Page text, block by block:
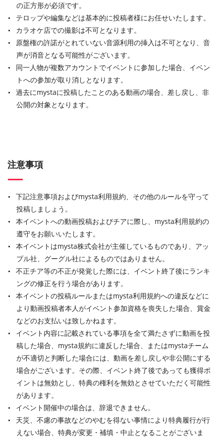
の正方形が必須です。
テロップや編集などは基本的に投稿者様にお任せいたします。
カラオケ店での撮影は不可となります。
原盤権の許諾がとれていない音源利用の挿入は不可となり、音
声が消音となる可能性がございます。
同一人物が複数アカウントでイベントに参加した場合、イベン
トへの参加が取り消しとなります。
過去にmystaに投稿したことのある動画の場合、差し戻し、非
公開の対象となります。
注意事項
下記注意事項およびmysta利用規約、その他のルールを守って
投稿しましょう。
本イベントへの動画投稿およびチアに際し、mysta利用規約の
遵守をお願いいたします。
本イベントはmysta株式会社が主催しているものであり、アッ
プル社、グーグル社によるものではありません。
不正チア等の不正が発覚した際には、イベント終了後にランキ
ングの修正を行う場合があります。
本イベントの投稿ルールまたはmysta利用規約への違反などに
より動画投稿者本人がイベント参加資格を喪失した場合、賞金
などのお支払いは致しかねます。
イベント内容に記載されている事項を全て満たさずに動画を投
稿した場合、mysta規約に違反した場合、またはmystaチーム
が不適切と判断した場合には、動画を差し戻しや非公開にする
場合がございます。その際、イベント終了後であっても獲得ポ
イントは無効とし、特典の権利を無効とさせていただく可能性
があります。
イベント開催中の場合は、辞退できません。
天災、不慮の事故などのやむを得ない事情により特典履行が行
えない場合、特典が変更・補填・中止となることがございま